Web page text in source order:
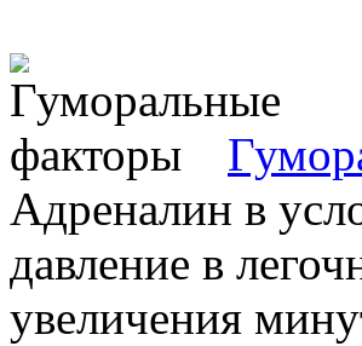
Адреналин в
давление в
увеличения